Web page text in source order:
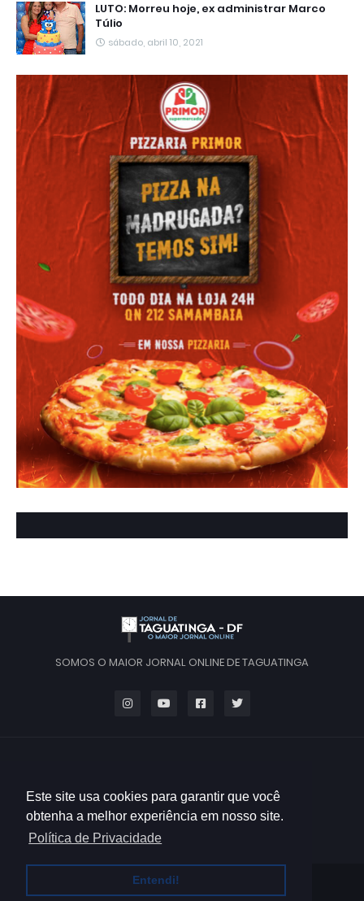
Este site usa cookies para garantir que você
obtenha a melhor experiência em nosso site.
Política de Privacidade
Entendi!
LUTO: Morreu hoje, ex administrar Marco
Túlio
sábado, abril 10, 2021
SOMOS O MAIOR JORNAL ONLINE DE TAGUATINGA
HOME QUEM SOMOS CONTATO